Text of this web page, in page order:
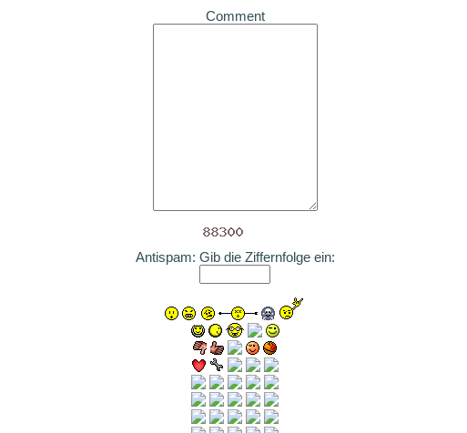
Comment
Antispam: Gib die Ziffernfolge ein: